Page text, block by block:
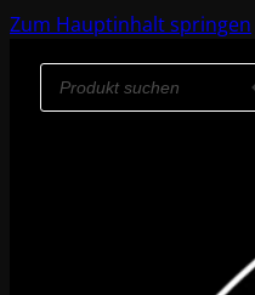
Zum Hauptinhalt springen
Products
search